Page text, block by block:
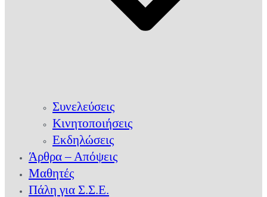
Συνελεύσεις
Κινητοποιήσεις
Εκδηλώσεις
Άρθρα – Απόψεις
Μαθητές
Πάλη για Σ.Σ.Ε.